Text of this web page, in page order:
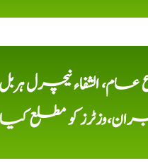
الشفاء نیچرل ہربل
کو مطلع